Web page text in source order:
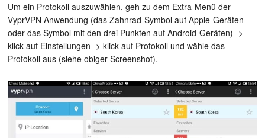
Um ein Protokoll auszuwählen, geh zu dem Extra-Menü der
VyprVPN Anwendung (das Zahnrad-Symbol auf Apple-Geräten
oder das Symbol mit den drei Punkten auf Android-Geräten) ->
klick auf Einstellungen -> klick auf Protokoll und wähle das
Protokoll aus (siehe obiger Screenshot).